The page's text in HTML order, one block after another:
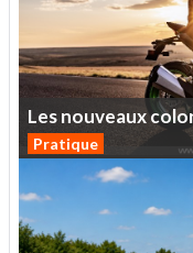
Lesnouveaux
Pratique